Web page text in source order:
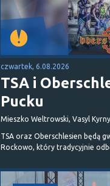
czwartek, 6.08.2026
TSA i
Pucku
Mieszko Weltrowski, Vasyl
TSA oraz Oberschlesien będą
Rockowo, który tradycyjnie